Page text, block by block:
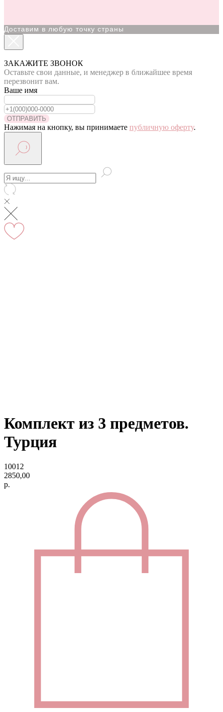
Доставим в любую точку страны
Вы на сайте Московского филиала
-5% на первый заказ (товар на скидках не участвует в
акции)
Адрес: г.Москва, мкр Северное Чертаново 1А,
м.Чертановская.
ЗАКАЖИТЕ ЗВОНОК
Оставьте свои данные, и менеджер в ближайшее время
перезвонит вам.
Ваше имя
ОТПРАВИТЬ
Нажимая на кнопку, вы принимаете публичную оферту.
Комплект из 3 предметов.
Турция
10012
2850,00
р.